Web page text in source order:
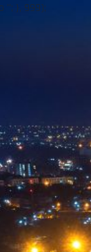
''; }, 999);